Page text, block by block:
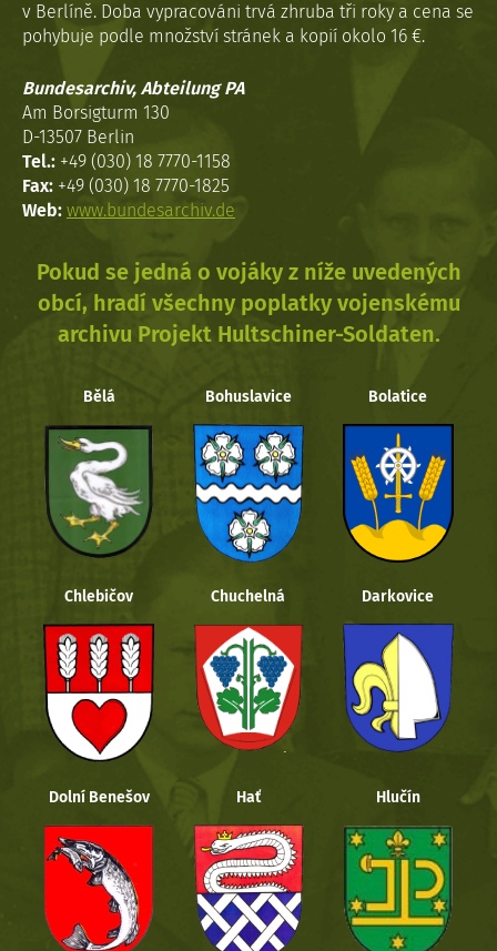
v Berlíně. Doba vypracováni trvá zhruba tři roky a cena se
pohybuje podle množství stránek a kopií okolo 16 €.
Bundesarchiv, Abteilung PA
Am Borsigturm 130
D-13507 Berlin
Tel.: +49 (030) 18 7770-1158
Fax: +49 (030) 18 7770-1825
Web: www.bundesarchiv.de
Pokud se jedná o vojáky z níže uvedených
obcí, hradí všechny poplatky vojenskému
archivu Projekt Hultschiner-Soldaten.
Bělá Bohuslavice Bolatice
Chlebičov Chuchelná Darkovice
Dolní Benešov Hať Hlučín